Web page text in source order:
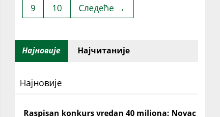
9
10 Следеће →
Најновије Најчитаније
Најновије
Raspisan konkurs vredan 40 miliona: Novac